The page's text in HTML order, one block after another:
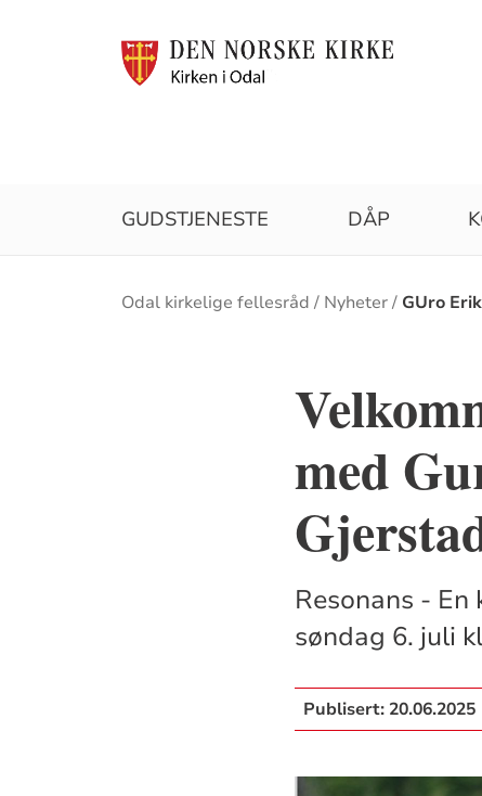
GUDSTJENESTE DÅP
Brødsmulesti
Odal kirkelige fellesråd Nyheter GUro
med
Resonans -
søndag 6. juli
Publisert: 20.06.2025